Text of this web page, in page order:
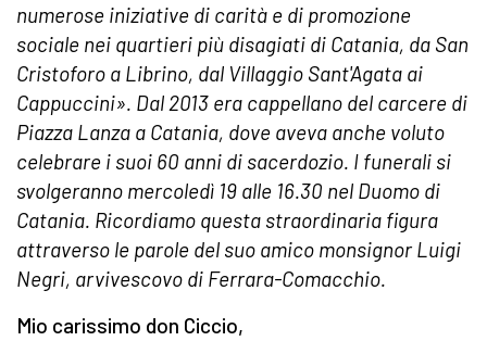
numerose iniziative di carità e di promozione
sociale nei quartieri più disagiati di Catania, da San
Cristoforo a Librino, dal Villaggio Sant'Agata ai
Cappuccini». Dal 2013 era cappellano del carcere di
Piazza Lanza a Catania, dove aveva anche voluto
celebrare i suoi 60 anni di sacerdozio. I funerali si
svolgeranno mercoledì 19 alle 16.30 nel Duomo di
Catania. Ricordiamo questa straordinaria figura
attraverso le parole del suo amico monsignor Luigi
Negri, arvivescovo di Ferrara-Comacchio.
Mio carissimo don Ciccio,